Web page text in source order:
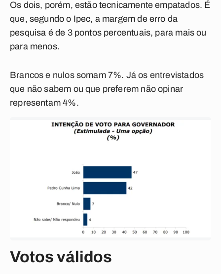
Os dois, porém, estão tecnicamente empatados. É
que, segundo o Ipec, a margem de erro da
pesquisa é de 3 pontos percentuais, para mais ou
para menos.
Brancos e nulos somam 7%. Já os entrevistados
que não sabem ou que preferem não opinar
representam 4%.
Votos válidos